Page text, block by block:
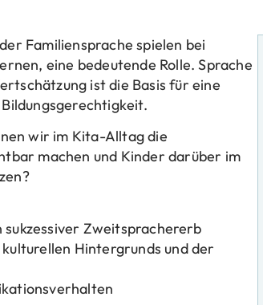
Familiensprache spielen bei
eine bedeutende Rolle. Sprache
ist die Basis für eine
wir im Kita-Alltag die
machen und Kinder darüber im
Zweitsprachererb
Hintergrunds und der